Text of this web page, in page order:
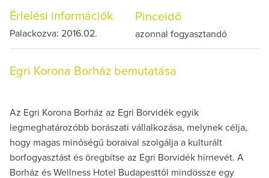
Érlelési információk
Palackozva: 2016.02.
Pinceidő
azonnal fogyasztandó
Egri Korona Borház bemutatása
Az Egri Korona Borház az Egri Borvidék egyik
legmeghatározóbb borászati vállalkozása, melynek célja,
hogy magas minőségű boraival szolgálja a kulturált
borfogyasztást és öregbítse az Egri Borvidék hírnevét. A
Borház és Wellness Hotel Budapesttől mindössze egy